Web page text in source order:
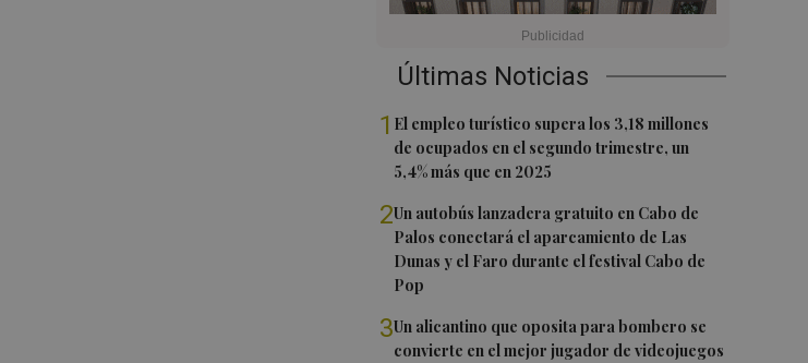
Últimas Noticias
1 El empleo turístico supera los 3,18 millones
de ocupados en el segundo trimestre, un
5,4% más que en 2025
2Un autobús lanzadera gratuito en Cabo de
Palos conectará el aparcamiento de Las
Dunas y el Faro durante el festival Cabo de
Pop
3Un alicantino que oposita para bombero se
convierte en el mejor jugador de videojuegos